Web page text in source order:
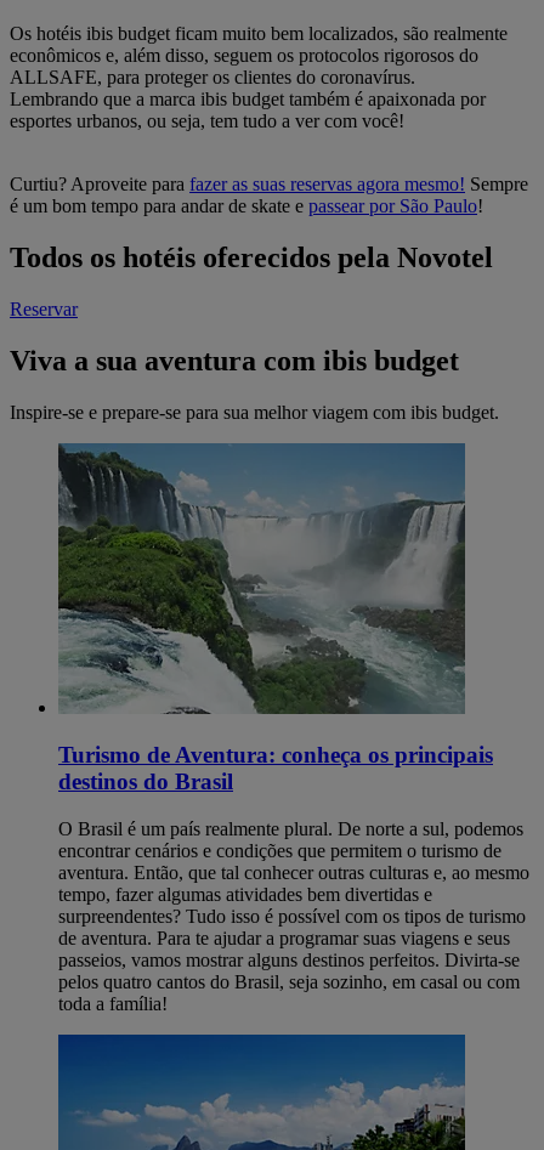
Os hotéis ibis budget ficam muito bem localizados, são realmente
econômicos e, além disso, seguem os protocolos rigorosos do
ALLSAFE, para proteger os clientes do coronavírus.
Lembrando que a marca ibis budget também é apaixonada por
esportes urbanos, ou seja, tem tudo a ver com você!
Curtiu? Aproveite para fazer as suas reservas agora mesmo! Sempre
é um bom tempo para andar de skate e passear por São Paulo!
Todos os hotéis oferecidos pela Novotel
Reservar
Viva a sua aventura com ibis budget
Inspire-se e prepare-se para sua melhor viagem com ibis budget.
Turismo de Aventura: conheça os principais
destinos do Brasil
O Brasil é um país realmente plural. De norte a sul, podemos
encontrar cenários e condições que permitem o turismo de
aventura. Então, que tal conhecer outras culturas e, ao mesmo
tempo, fazer algumas atividades bem divertidas e
surpreendentes? Tudo isso é possível com os tipos de turismo
de aventura. Para te ajudar a programar suas viagens e seus
passeios, vamos mostrar alguns destinos perfeitos. Divirta-se
pelos quatro cantos do Brasil, seja sozinho, em casal ou com
toda a família!